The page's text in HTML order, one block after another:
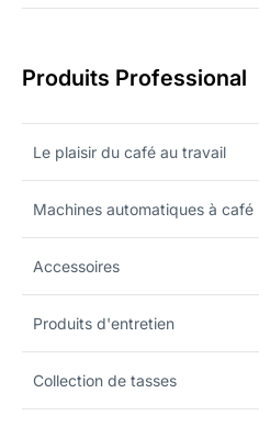
Produits Professional
Le plaisir du café au travail
Machines automatiques à café
Accessoires
Produits d'entretien
Collection de tasses